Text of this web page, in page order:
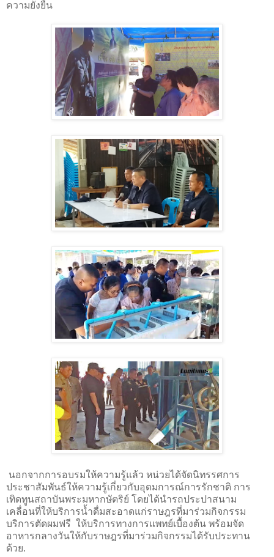
ความยั่งยืน
นอกจากการอบรมให้ความรู้แล้ว หน่วยได้จัดนิทรรศการ
ประชาสัมพันธ์ให้ความรู้เกี่ยวกับอุดมการณ์การรักชาติ การ
เทิดทูนสถาบันพระมหากษัตริย์ โดยได้นำรถประปาสนาม
เคลื่อนที่ให้บริการน้ำดื่มสะอาดแก่ราษฎรที่มาร่วมกิจกรรม
บริการตัดผมฟรี ให้บริการทางการแพทย์เบื้องต้น พร้อมจัด
อาหารกลางวันให้กับราษฎรที่มาร่วมกิจกรรมได้รับประทาน
ด้วย.